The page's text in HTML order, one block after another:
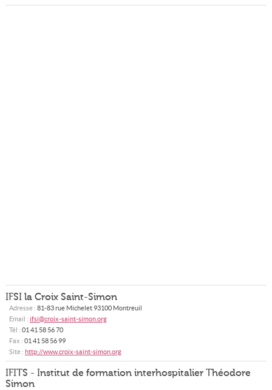
IFSI la Croix Saint-Simon
Adresse : 81-83 rue Michelet93100 Montreuil
Email : ifsi@croix-saint-simon.org
Tél : 01 41 58 56 70
Fax : 01 41 58 56 99
Site : http://www.croix-saint-simon.org
IFITS - Institut de formation interhospitalier Théodore
Simon